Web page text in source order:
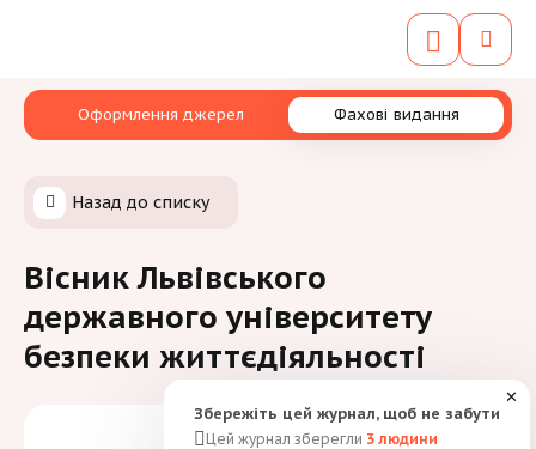
Оформлення джерел Фахові видання
Назад до списку
Вісник Львівського
державного університету
безпеки життєдіяльності
Збережіть цей журнал, щоб не забути
Цей журнал зберегли 3 людини
✕